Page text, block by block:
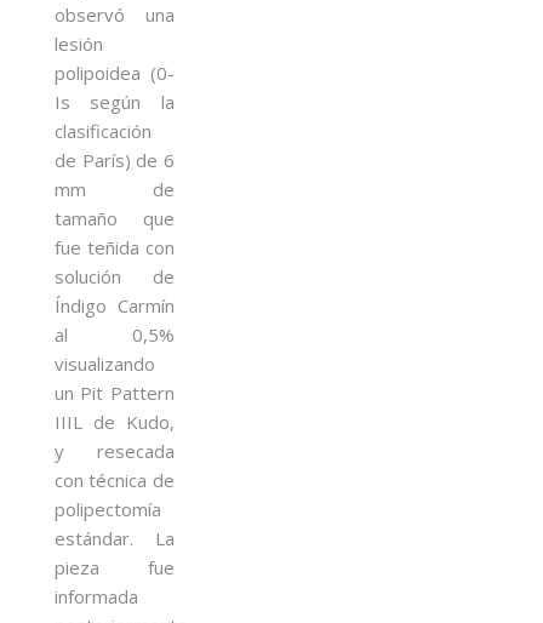
observó una
lesión
polipoidea (0-
Is según la
clasificación
de París) de 6
mm de
tamaño que
fue teñida con
solución de
Índigo Carmín
al 0,5%
visualizando
un Pit Pattern
IIIL de Kudo,
y resecada
con técnica de
polipectomía
estándar. La
pieza fue
informada